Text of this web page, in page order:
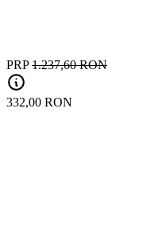
PRP 1.237,60 RON
332,00 RON